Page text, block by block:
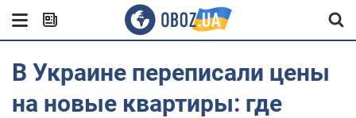
В Украине переписали цены
на новые квартиры: где